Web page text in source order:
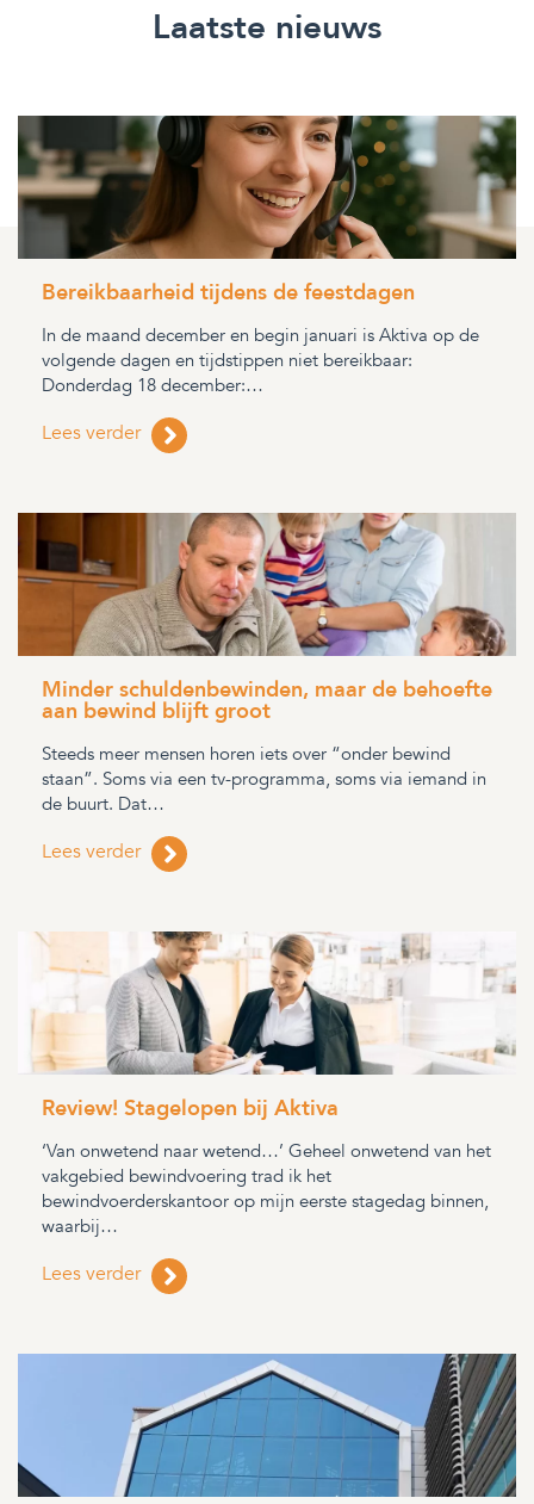
Laatste nieuws
Bereikbaarheid tijdens de feestdagen
In de maand december en begin januari is Aktiva op de
volgende dagen en tijdstippen niet bereikbaar:
Donderdag 18 december:…
Lees verder
Minder schuldenbewinden, maar de behoefte
aan bewind blijft groot
Steeds meer mensen horen iets over “onder bewind
staan”. Soms via een tv-programma, soms via iemand in
de buurt. Dat…
Lees verder
Review! Stagelopen bij Aktiva
‘Van onwetend naar wetend…’ Geheel onwetend van het
vakgebied bewindvoering trad ik het
bewindvoerderskantoor op mijn eerste stagedag binnen,
waarbij…
Lees verder